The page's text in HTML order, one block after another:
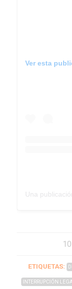
Ver esta
ETIQUETAS:
INTERRUPCIÓN